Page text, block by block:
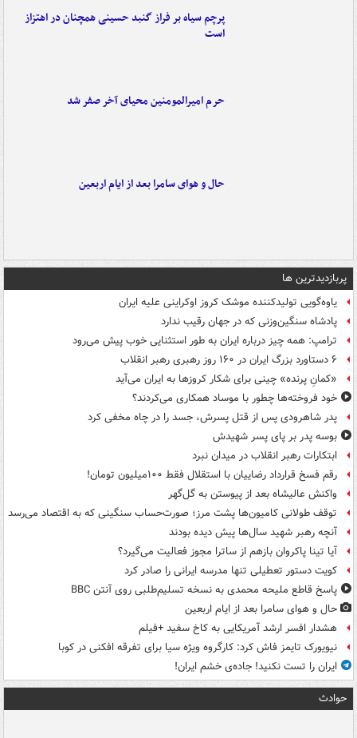
پرچم سیاه بر فراز گنبد حسینی همچنان در اهتزاز
است
حرم امیرالمومنین محیای آخر صفر شد
حال و هوای سامرا بعد از ایام اربعین
پربازدیدترین ها
یاوه‌گویی تولیدکننده موشک کروز اوکراینی علیه ایران
پادشاه سنگین‌وزنی که در جهان رقیب ندارد
ترامپ: همه چیز درباره ایران به طور استثنایی خوب پیش می‌رود
۶ دستاورد بزرگ ایران در ۱۶۰ روز رهبری رهبر انقلاب
«کمانِ پرنده» چینی برای شکار کروزها به ایران می‌آید
خود فروخته‌ها چطور با موساد همکاری می‌کردند؟
پدر شاهرودی پس از قتل پسرش، جسد را در چاه مخفی کرد
بوسه‌ پدر بر پای پسر شهیدش
ابتکارات رهبر انقلاب در میدان نبرد
رقم فسخ قرارداد رضاییان با استقلال فقط ۱۰۰میلیون تومان!
واکنش عالیشاه بعد از پیوستن به گل‌گهر
توقف طولانی کامیون‌ها پشت مرز؛ صورت‌حساب سنگینی که به اقتصاد می‌رسد
آنچه رهبر شهید سال‌ها پیش دیده بودند
آیا تینا پاکروان بازهم از ساترا مجوز فعالیت می‌گیرد؟
کویت دستور تعطیلی تنها مدرسه ایرانی را صادر کرد
پاسخ قاطع ملیحه محمدی به نسخه تسلیم‌طلبی روی آنتن BBC
حال و هوای سامرا بعد از ایام اربعین
هشدار افسر ارشد آمریکایی به کاخ سفید +فیلم
نیویورک تایمز فاش کرد: کارگروه ویژه سیا برای تفرقه افکنی در کوبا
ایران را تست نکنید! جاده‌ی خشم ایران!
حوادث